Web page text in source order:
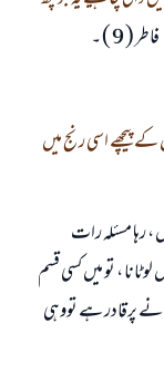
فاطر ( 9 ) ۔
پیچھے اسی رنج میں
مسئلہ رات
، تو میں کسی قسم
پرقادر ہے تووہی